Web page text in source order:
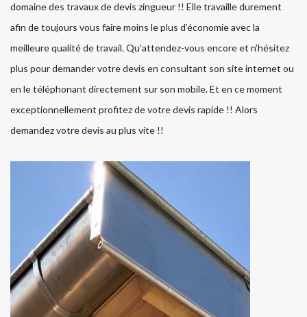
domaine des travaux de devis zingueur !! Elle travaille durement
afin de toujours vous faire moins le plus d’économie avec la
meilleure qualité de travail. Qu’attendez-vous encore et n’hésitez
plus pour demander votre devis en consultant son site internet ou
en le téléphonant directement sur son mobile. Et en ce moment
exceptionnellement profitez de votre devis rapide !! Alors
demandez votre devis au plus vite !!